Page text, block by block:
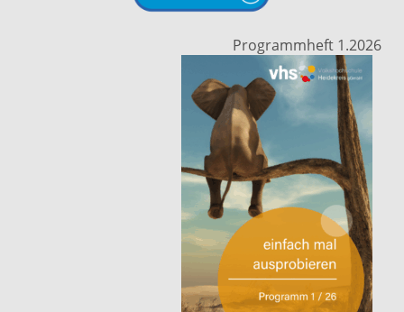
Programmheft 1.2026